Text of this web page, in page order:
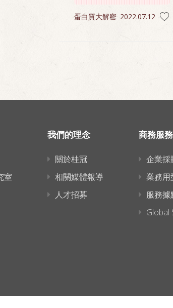
足夠蛋白質！
蛋白質大解密 2022.07.12
室
我們的理念
關於桂冠
相關媒體報導
人才招募
商務服務
企業採
業務用
服務據
Global